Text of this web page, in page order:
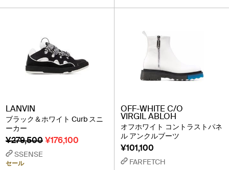
LANVIN
ブラック＆ホワイト Curb スニ
ーカー
¥279,500¥176,100
SSENSE
セール
OFF-WHITE C/O
VIRGIL ABLOH
オフホワイト コントラストパネ
ル アンクルブーツ
¥101,100
FARFETCH